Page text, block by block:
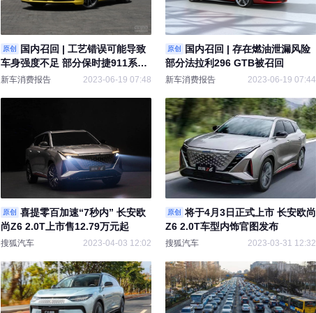
原创
国内召回 | 工艺错误可能导致
车身强度不足 部分保时捷911系列
被召回
新车消费报告 2023-06-19 07:48
原创
国内召回 | 存在燃油泄漏风险
部分法拉利296 GTB被召回
新车消费报告 2023-06-19 07:44
原创
喜提零百加速“7秒内” 长安欧
尚Z6 2.0T上市售12.79万元起
搜狐汽车 2023-04-03 12:02
原创
将于4月3日正式上市 长安欧尚
Z6 2.0T车型内饰官图发布
搜狐汽车 2023-03-31 12:32